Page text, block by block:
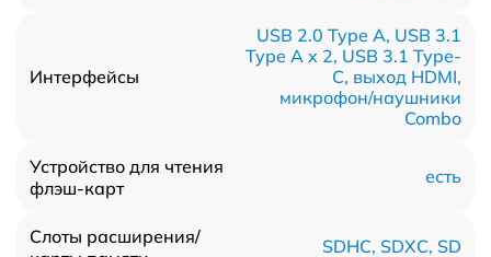
Интерфейсы
USB 2.0 Type A, USB 3.1
Type A x 2, USB 3.1 Type-
С, выход HDMI,
микрофон/наушники
Combo
Устройство для чтения
флэш-карт
есть
Слоты расширения/
SDHC, SDXC, SD